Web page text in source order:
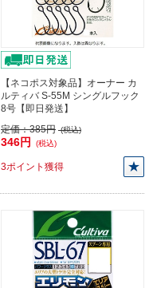
【ネコポス対象品】オーナー カ
ルティバ S-55M シングルフック
8号【即日発送】
定価：385円 (税込)
346円 (税込)
3ポイント獲得